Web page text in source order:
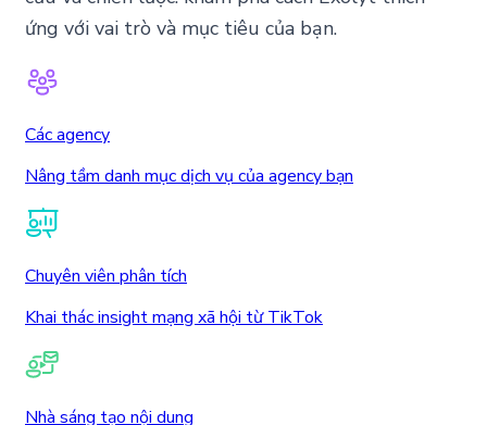
ứng với vai trò và mục tiêu của bạn.
Các agency
Nâng tầm danh mục dịch vụ của agency bạn
Chuyên viên phân tích
Khai thác insight mạng xã hội từ TikTok
Nhà sáng tạo nội dung